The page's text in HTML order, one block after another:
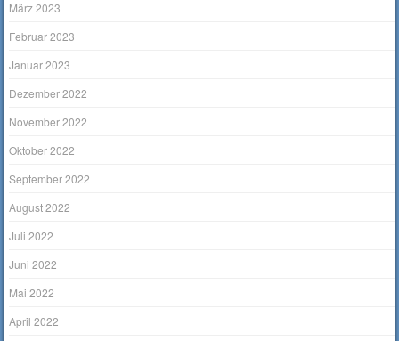
März 2023
Februar 2023
Januar 2023
Dezember 2022
November 2022
Oktober 2022
September 2022
August 2022
Juli 2022
Juni 2022
Mai 2022
April 2022